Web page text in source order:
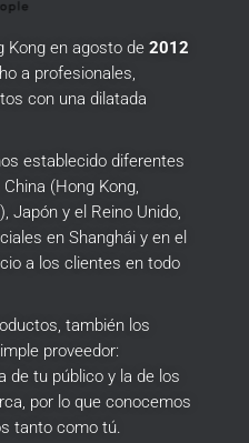
Kong en agosto de 2012
a profesionales,
con una dilatada
establecido diferentes
(Hong Kong,
Japón y el Reino Unido,
en Shanghái y en el
a los clientes en todo
también los
proveedor:
de tu público y la de los
por lo que conocemos
tanto como tú.